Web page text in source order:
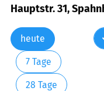
Hauptstr. 31,
heute
7 Tage
28 Tage